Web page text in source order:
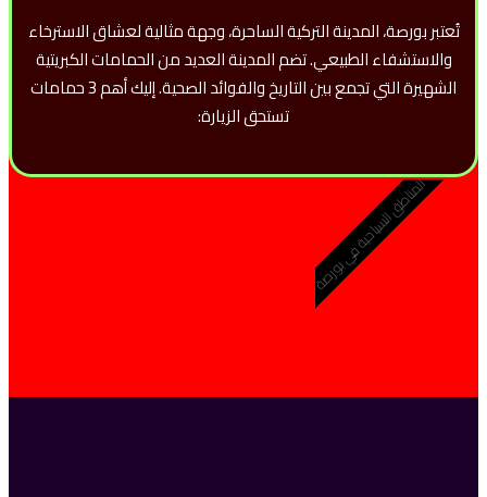
تُعتبر بورصة، المدينة التركية الساحرة، وجهة مثالية لعشاق الاسترخاء
والاستشفاء الطبيعي. تضم المدينة العديد من الحمامات الكبريتية
الشهيرة التي تجمع بين التاريخ والفوائد الصحية. إليك أهم 3 حمامات
تستحق الزيارة:
المناطق السياحية في بورصة